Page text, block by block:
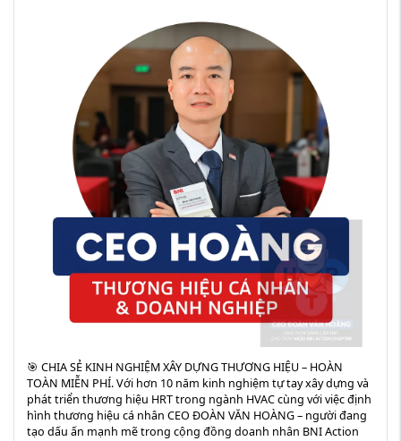
🎯 CHIA SẺ KINH NGHIỆM XÂY DỰNG THƯƠNG HIỆU – HOÀN
TOÀN MIỄN PHÍ. Với hơn 10 năm kinh nghiệm tự tay xây dựng và
phát triển thương hiệu HRT trong ngành HVAC cùng với việc định
hình thương hiệu cá nhân CEO ĐOÀN VĂN HOÀNG – người đang
tạo dấu ấn mạnh mẽ trong cộng đồng doanh nhân BNI Action